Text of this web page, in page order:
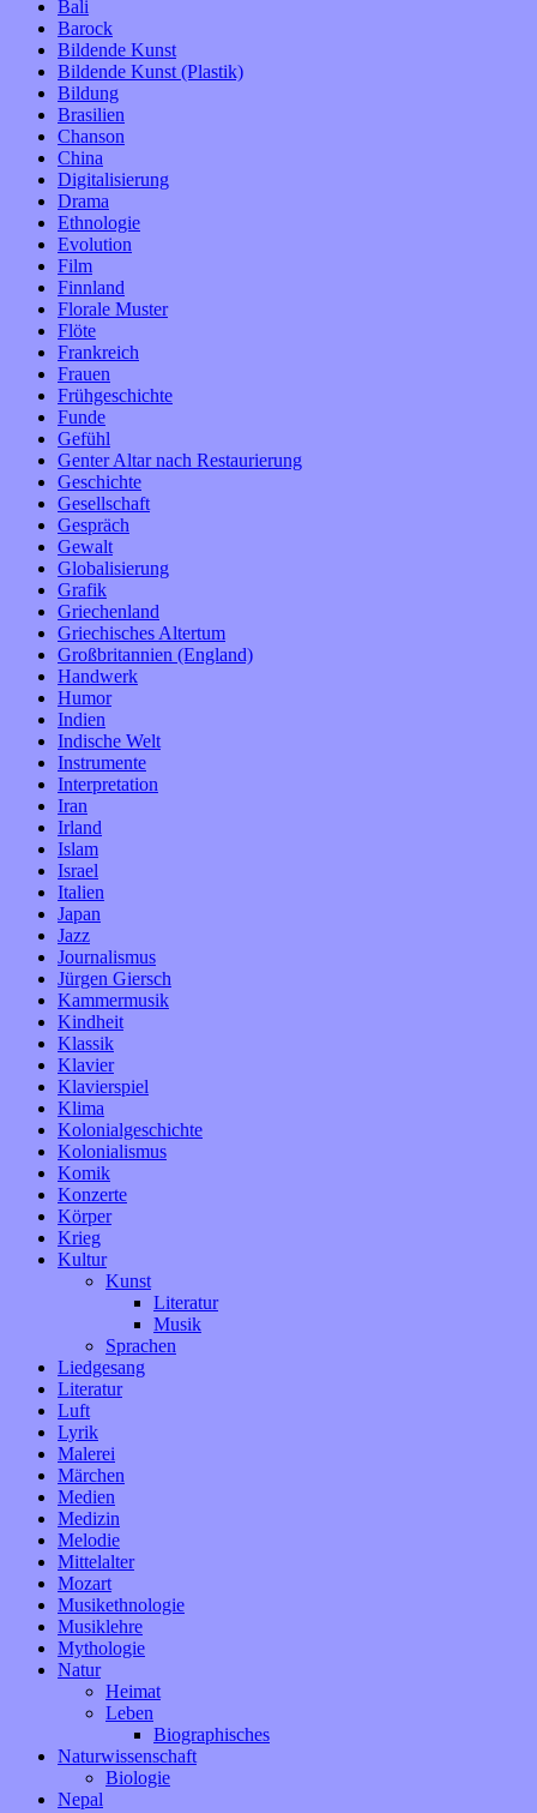
Bali
Barock
Bildende Kunst
Bildende Kunst (Plastik)
Bildung
Brasilien
Chanson
China
Digitalisierung
Drama
Ethnologie
Evolution
Film
Finnland
Florale Muster
Flöte
Frankreich
Frauen
Frühgeschichte
Funde
Gefühl
Genter Altar nach Restaurierung
Geschichte
Gesellschaft
Gespräch
Gewalt
Globalisierung
Grafik
Griechenland
Griechisches Altertum
Großbritannien (England)
Handwerk
Humor
Indien
Indische Welt
Instrumente
Interpretation
Iran
Irland
Islam
Israel
Italien
Japan
Jazz
Journalismus
Jürgen Giersch
Kammermusik
Kindheit
Klassik
Klavier
Klavierspiel
Klima
Kolonialgeschichte
Kolonialismus
Komik
Konzerte
Körper
Krieg
Kultur
Kunst
Literatur
Musik
Sprachen
Liedgesang
Literatur
Luft
Lyrik
Malerei
Märchen
Medien
Medizin
Melodie
Mittelalter
Mozart
Musikethnologie
Musiklehre
Mythologie
Natur
Heimat
Leben
Biographisches
Naturwissenschaft
Biologie
Nepal